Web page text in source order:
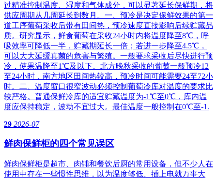
过精准控制温度、湿度和气体成分，可以显著延长保鲜期，将
供应周期从几周延长到数月。一、预冷是决定保鲜效果的第一
道工序葡萄采收后带有田间热，预冷速度直接影响后续贮藏品
质。研究显示，鲜食葡萄在采收24小时内将温度降至8℃，呼
吸效率可降低一半，贮藏期延长一倍；若进一步降至4.5℃，
可以大大延缓真菌的危害与繁殖。一般要求采收后尽快进行预
冷，使果温降至1℃及以下。北方晚秋采收的葡萄一般预冷12
至24小时，南方地区田间热较高，预冷时间可能需要24至72小
时。二、温度窗口很窄波动必须控制葡萄冷库对温度的要求比
较严格。普通保鲜冷库的适宜贮藏温度为-1℃至0℃，库内温
度应保持稳定，波动不宜过大。最佳温度一般控制在0℃至-1.
29 2026-07
鲜肉保鲜柜的四个常见误区
鲜肉保鲜柜是超市、肉铺和餐饮后厨的常用设备，但不少人在
使用中存在一些惯性思维，以为温度够低、插上电就万事大